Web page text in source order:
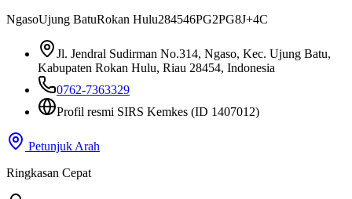
NgasoUjung BatuRokan Hulu284546PG2PG8J+4C
Jl. Jendral Sudirman No.314, Ngaso, Kec. Ujung Batu,
Kabupaten Rokan Hulu, Riau 28454, Indonesia
0762-7363329
Profil resmi SIRS Kemkes (ID 1407012)
Petunjuk Arah
Ringkasan Cepat